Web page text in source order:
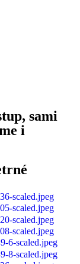
sami
i